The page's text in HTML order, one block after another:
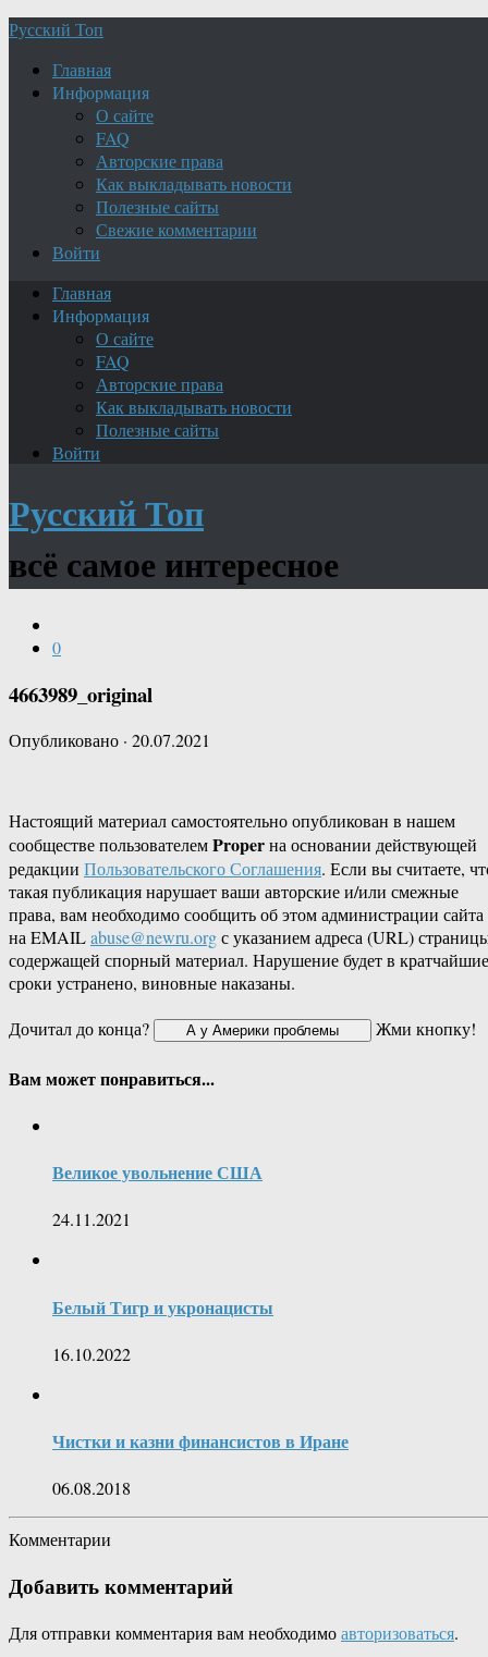
Русский Топ
Главная
Информация
О сайте
FAQ
Авторские права
Как выкладывать новости
Полезные сайты
Свежие комментарии
Войти
Главная
Информация
О сайте
FAQ
Авторские права
Как выкладывать новости
Полезные сайты
Войти
Русский Топ
всё самое интересное
0
4663989_original
Опубликовано · 20.07.2021
Настоящий материал самостоятельно опубликован в нашем
сообществе пользователемProperна основании действующей
редакции Пользовательского Соглашения. Если вы считаете,
такая публикация нарушает ваши авторские и/или смежные
права, вам необходимо сообщить об этом администрации сайта
на EMAILabuse@newru.orgс указанием адреса (URL)
содержащей спорный материал. Нарушение будет в кратчайшие
сроки устранено, виновные наказаны.
Дочитал до конца?
Жми кнопку!
Вам может понравиться...
Великое увольнение США
24.11.2021
Белый Тигр и укронацисты
16.10.2022
Чистки и казни финансистов в Иране
06.08.2018
Комментарии
Добавить комментарий
Для отправки комментария вам необходимоавторизоваться.